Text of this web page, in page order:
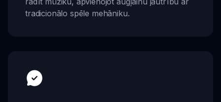
tradicionālo spēle mehāniku.